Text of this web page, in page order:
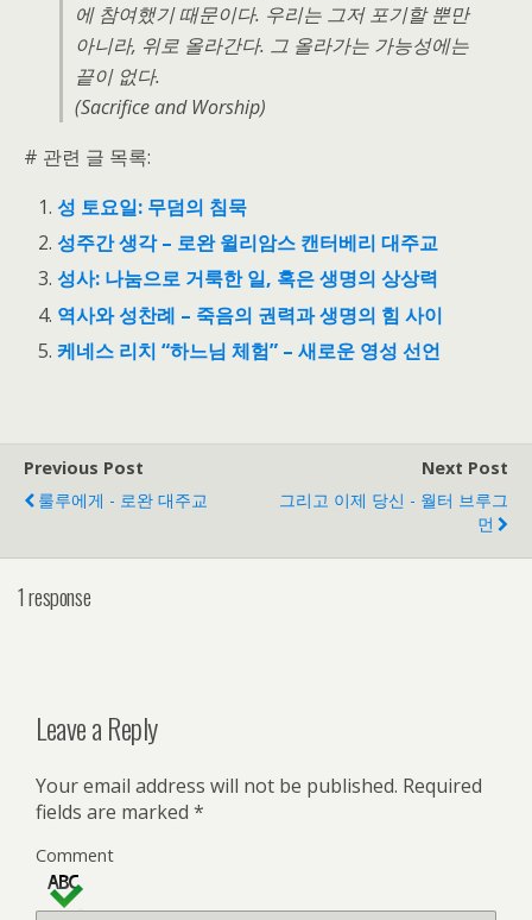
에 참여했기 때문이다. 우리는 그저 포기할 뿐만
아니라, 위로 올라간다. 그 올라가는 가능성에는
끝이 없다.
(Sacrifice and Worship)
# 관련 글 목록:
성 토요일: 무덤의 침묵
성주간 생각 – 로완 윌리암스 캔터베리 대주교
성사: 나눔으로 거룩한 일, 혹은 생명의 상상력
역사와 성찬례 – 죽음의 권력과 생명의 힘 사이
케네스 리치 “하느님 체험” – 새로운 영성 선언
Previous Post
룰루에게 - 로완 대주교
Next Post
그리고 이제 당신 - 월터 브루그
먼
1 response
Leave a Reply
Your email address will not be published. Required
fields are marked *
Comment